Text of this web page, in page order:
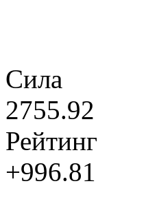
Сила
2755.92
Рейтинг
+996.81